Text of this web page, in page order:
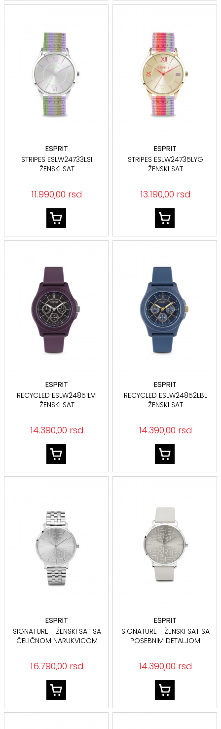
ESPRIT
STRIPES ESLW24733LSI
ŽENSKI SAT
11.990,00 rsd
ESPRIT
STRIPES ESLW24735LYG
ŽENSKI SAT
13.190,00 rsd
ESPRIT
RECYCLED ESLW24851LVI
ŽENSKI SAT
14.390,00 rsd
ESPRIT
RECYCLED ESLW24852LBL
ŽENSKI SAT
14.390,00 rsd
ESPRIT
SIGNATURE - ŽENSKI SAT SA
ČELIČNOM NARUKVICOM
16.790,00 rsd
ESPRIT
SIGNATURE - ŽENSKI SAT SA
POSEBNIM DETALJOM
14.390,00 rsd